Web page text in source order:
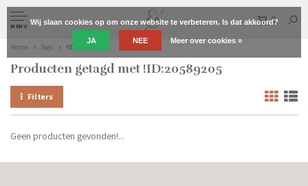
MENU
0
Home Tags !ID:20589205
Producten getagd met !ID:20589205
Filters
Geen producten gevonden!...
Wij slaan cookies op om onze website te verbeteren. Is dat akkoord?
JA NEE Meer over cookies »